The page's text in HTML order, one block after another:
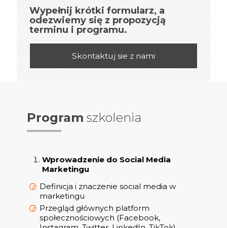
Wypełnij krótki formularz, a
odezwiemy się z propozycją
terminu i programu.
Skontaktuj sie z nami
Program szkolenia
Wprowadzenie do Social Media
Marketingu
Definicja i znaczenie social media w
marketingu
Przegląd głównych platform
społecznościowych (Facebook,